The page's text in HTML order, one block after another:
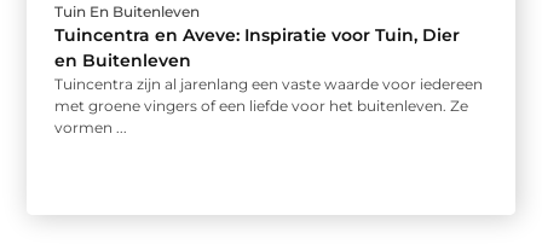
Tuin En Buitenleven
Tuincentra en Aveve: Inspiratie voor Tuin, Dier
en Buitenleven
Tuincentra zijn al jarenlang een vaste waarde voor iedereen
met groene vingers of een liefde voor het buitenleven. Ze
vormen ...